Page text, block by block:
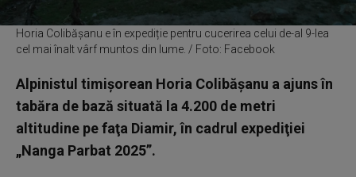
Horia Colibăşanu e în expediție pentru cucerirea celui de-al 9-lea
cel mai înalt vârf muntos din lume. / Foto: Facebook
Alpinistul timişorean Horia Colibăşanu a ajuns în
tabăra de bază situată la 4.200 de metri
altitudine pe faţa Diamir, în cadrul expediţiei
„Nanga Parbat 2025”.